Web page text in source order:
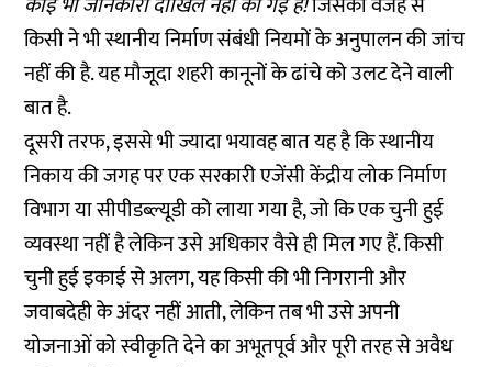
किसी ने भी स्थानीय निर्माण संबंधी नियमों के अनुपालन की जांच
नहीं की है. यह मौजूदा शहरी कानूनों के ढांचे को उलट देने वाली
बात है.
दूसरी तरफ, इससे भी ज्यादा भयावह बात यह है कि स्थानीय
निकाय की जगह पर एक सरकारी एजेंसी केंद्रीय लोक निर्माण
विभाग या सीपीडब्ल्यूडी को लाया गया है, जो कि एक चुनी हुई
व्यवस्था नहीं है लेकिन उसे अधिकार वैसे ही मिल गए हैं. किसी
चुनी हुई इकाई से अलग, यह किसी की भी निगरानी और
जवाबदेही के अंदर नहीं आती, लेकिन तब भी उसे अपनी
योजनाओं को स्वीकृति देने का अभूतपूर्व और पूरी तरह से अवैध